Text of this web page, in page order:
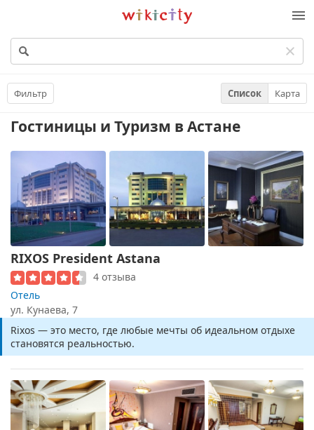
Викисити
Фильтр Список Карта
Гостиницы и Туризм в Астане
RIXOS President Astana
4 отзыва
Отель
ул. Кунаева, 7
Rixos — это место, где любые мечты об идеальном отдыхе
становятся реальностью.